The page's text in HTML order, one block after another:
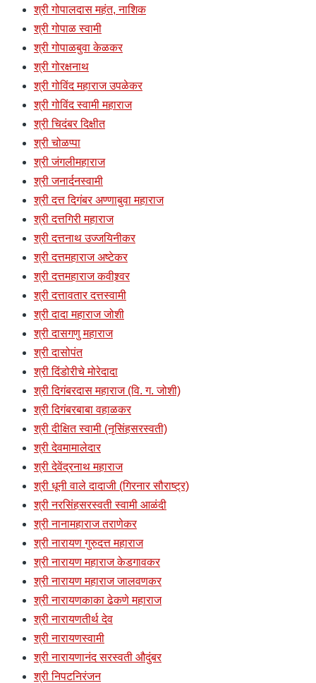
श्री गोपालदास महंत, नाशिक
श्री गोपाळ स्वामी
श्री गोपाळबुवा केळकर
श्री गोरक्षनाथ
श्री गोविंद महाराज उपळेकर
श्री गोविंद स्वामी महाराज
श्री चिदंबर दिक्षीत
श्री चोळप्पा
श्री जंगलीमहाराज
श्री जनार्दनस्वामी
श्री दत्त दिगंबर अण्णाबुवा महाराज
श्री दत्तगिरी महाराज
श्री दत्तनाथ उज्जयिनीकर
श्री दत्तमहाराज अष्टेकर
श्री दत्तमहाराज कवीश्र्वर
श्री दत्तावतार दत्तस्वामी
श्री दादा महाराज जोशी
श्री दासगणु महाराज
श्री दासोपंत
श्री दिंडोरीचे मोरेदादा
श्री दिगंबरदास महाराज (वि. ग. जोशी)
श्री दिगंबरबाबा वहाळकर
श्री दीक्षित स्वामी (नृसिंहसरस्वती)
श्री देवमामालेदार
श्री देवेंद्रनाथ महाराज
श्री धूनी वाले दादाजी (गिरनार सौराष्ट्र)
श्री नरसिंहसरस्वती स्वामी आळंदी
श्री नानामहाराज तराणेकर
श्री नारायण गुरुदत्त महाराज
श्री नारायण महाराज केडगावकर
श्री नारायण महाराज जालवणकर
श्री नारायणकाका ढेकणे महाराज
श्री नारायणतीर्थ देव
श्री नारायणस्वामी
श्री नारायणानंद सरस्वती औदुंबर
श्री निपटनिरंजन